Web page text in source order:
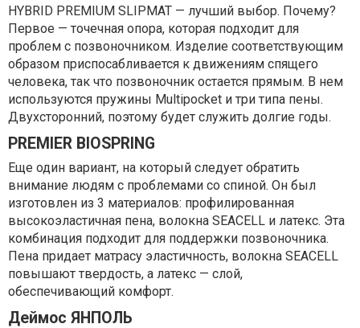
HYBRID PREMIUM SLIPMAT — лучший выбор. Почему?
Первое — точечная опора, которая подходит для
проблем с позвоночником. Изделие соответствующим
образом приспосабливается к движениям спящего
человека, так что позвоночник остается прямым. В нем
используются пружины Multipocket и три типа пены.
Двухсторонний, поэтому будет служить долгие годы.
PREMIER BIOSPRING
Еще один вариант, на который следует обратить
внимание людям с проблемами со спиной. Он был
изготовлен из 3 материалов: профилированная
высокоэластичная пена, волокна SEACELL и латекс. Эта
комбинация подходит для поддержки позвоночника.
Пена придает матрасу эластичность, волокна SEACELL
повышают твердость, а латекс — слой,
обеспечивающий комфорт.
Деймос ЯНПОЛЬ